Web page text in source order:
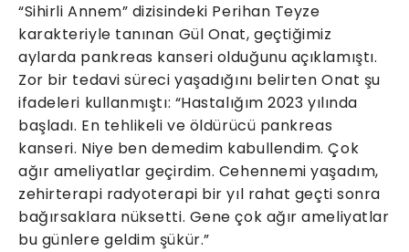
“Sihirli Annem” dizisindeki Perihan Teyze
karakteriyle tanınan Gül Onat, geçtiğimiz
aylarda pankreas kanseri olduğunu açıklamıştı.
Zor bir tedavi süreci yaşadığını belirten Onat şu
ifadeleri kullanmıştı: “Hastalığım 2023 yılında
başladı. En tehlikeli ve öldürücü pankreas
kanseri. Niye ben demedim kabullendim. Çok
ağır ameliyatlar geçirdim. Cehennemi yaşadım,
zehirterapi radyoterapi bir yıl rahat geçti sonra
bağırsaklara nüksetti. Gene çok ağır ameliyatlar
bu günlere geldim şükür.”